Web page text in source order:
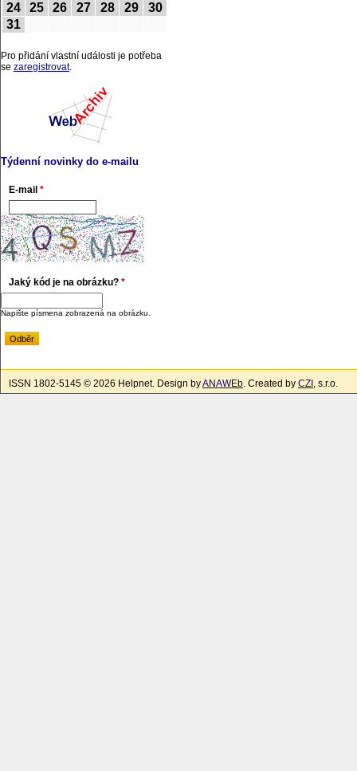
24
25 26 27 28 29
30
31
Pro přidání vlastní události je potřeba
se zaregistrovat.
Týdenní novinky do e-mailu
E-mail *
Jaký kód je na obrázku? *
Napište písmena zobrazená na obrázku.
ISSN 1802-5145 © 2026 Helpnet. Design byANAWEb. Created by CZI , s.r.o.